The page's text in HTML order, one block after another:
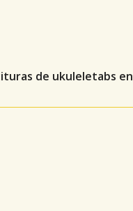
de ukuleletabs en